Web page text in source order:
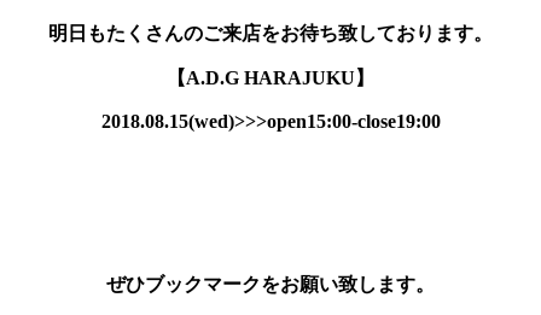
明日もたくさんのご来店をお待ち致しております。
【A.D.G HARAJUKU】
2018.08.15(wed)>>>open15:00-close19:00
ぜひブックマークをお願い致します。